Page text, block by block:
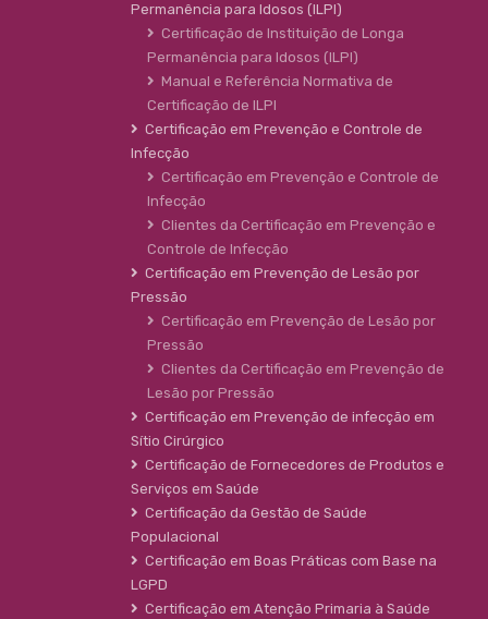
Permanência para Idosos (ILPI)
Certificação de Instituição de Longa
Permanência para Idosos (ILPI)
Manual e Referência Normativa de
Certificação de ILPI
Certificação em Prevenção e Controle de
Infecção
Certificação em Prevenção e Controle de
Infecção
Clientes da Certificação em Prevenção e
Controle de Infecção
Certificação em Prevenção de Lesão por
Pressão
Certificação em Prevenção de Lesão por
Pressão
Clientes da Certificação em Prevenção de
Lesão por Pressão
Certificação em Prevenção de infecção em
Sítio Cirúrgico
Certificação de Fornecedores de Produtos e
Serviços em Saúde
Certificação da Gestão de Saúde
Populacional
Certificação em Boas Práticas com Base na
LGPD
Certificação em Atenção Primaria à Saúde